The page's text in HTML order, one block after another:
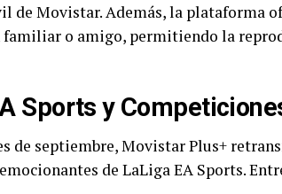
de Movistar. Además, la plataforma
familiar o amigo, permitiendo la
Sports y
de septiembre, Movistar Plus+
de LaLiga EA Sports.